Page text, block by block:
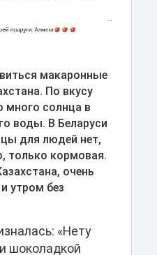
макаронные
По вкусу
много солнца в
воды. В Беларуси
для людей нет,
только кормовая.
очень
утром без
«Нету
шоколадкой